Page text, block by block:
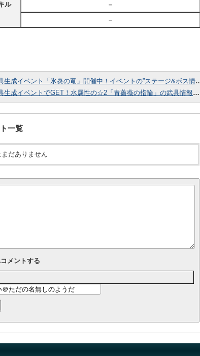
ル
–
–
成イベント「氷炎の竜」開催中！イベントの”ステージ&ボス情報”をまとめてみました！
生成イベントでGET！水属性の☆2「青薔薇の指輪」の武具情報まとめ！
一覧
まだありません
メントする